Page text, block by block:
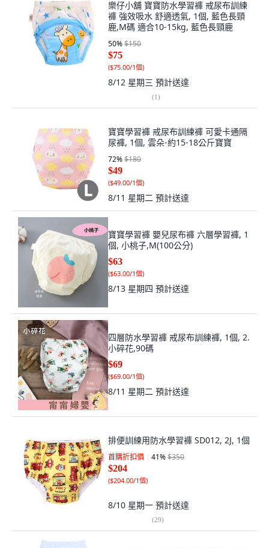
樂仔小舖 寶寶防水學習褲 戒尿布訓練
褲 強效吸水 舒適透氣, 1個, 藍色長頸
鹿,M碼 適合10-15kg, 藍色長頸鹿
50%$150
$75
($75.00/1個)
8/12 星期三 預計送達
(1)
寶寶學習褲 戒尿布訓練褲 可愛卡通隔
尿褲, 1個, 雲朵-約15-18公斤寶寶
72%$180
$49
($49.00/1個)
8/11 星期二 預計送達
寶寶學習褲 嬰兒尿布褲 六層學習褲, 1
個, 小桃子,M(100公分)
$63
($63.00/1個)
8/13 星期四 預計送達
四層防水學習褲 戒尿布訓練褲, 1個, 2.
小碎花,90碼
$69
($69.00/1個)
8/11 星期二 預計送達
排便訓練用防水學習褲 SD012, 2J, 1個
首購折扣價 41%$350
$204
($204.00/1個)
8/10 星期一 預計送達
(29)